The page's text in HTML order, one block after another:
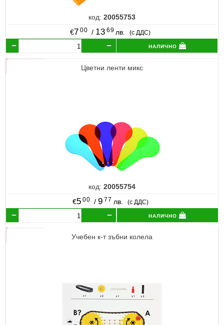
код: 20055753
€7 00 / 13 69 лв. (с ДДС)
налично
Цветни ленти микс
код: 20055754
€5 00 /9 77 лв. (с ДДС)
налично
Учебен к-т зъбни колела